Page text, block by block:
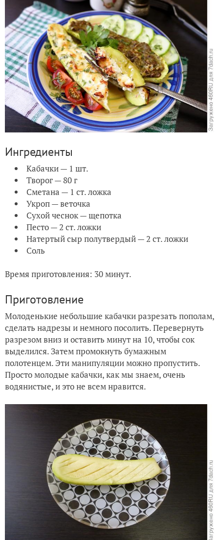
Ингредиенты
Кабачки — 1 шт.
Творог — 80 г
Сметана — 1 ст. ложка
Укроп — веточка
Сухой чеснок — щепотка
Песто — 2 ст. ложки
Натертый сыр полутвердый — 2 ст. ложки
Соль
Время приготовления: 30 минут.
Приготовление
Молоденькие небольшие кабачки разрезать пополам,
сделать надрезы и немного посолить. Перевернуть
разрезом вниз и оставить минут на 10, чтобы сок
выделился. Затем промокнуть бумажным
полотенцем. Эти манипуляции можно пропустить.
Просто молодые кабачки, как мы знаем, очень
водянистые, и это не всем нравится.